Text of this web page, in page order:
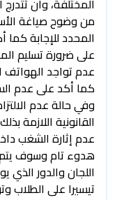
المختلفة، وأن
من وضوح صياغة
المحدد للإجابة كما
على ضرورة تسليم
عدم تواجد الهواتف
كما أكد على عدم
وفي حالة عدم
القانونية اللازمة
عدم إثارة الشغب
هدوء تام وسوف
اللجان والدور
تيسيرا على الطلاب